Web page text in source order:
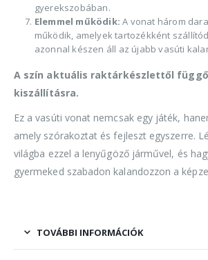
gyerekszobában.
Elemmel működik: A vonat három
működik, amelyek tartozékként
azonnal készen áll az újabb vasúti
A szín aktuális raktárkészlettől
kiszállításra.
Ez a vasúti vonat nemcsak egy játék,
amely szórakoztat és fejleszt egyszerre.
világba ezzel a lenyűgöző járművel, és
gyermeked szabadon kalandozzon a
TOVÁBBI INFORMÁCIÓK